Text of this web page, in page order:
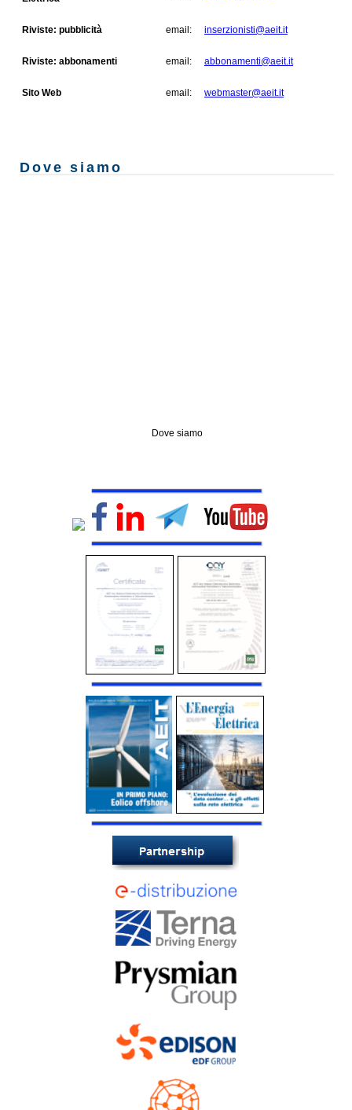
Riviste: pubblicità email: inserzionisti@aeit.it
Riviste: abbonamenti email: abbonamenti@aeit.it
Sito Web email: webmaster@aeit.it
Dove siamo
Dove siamo